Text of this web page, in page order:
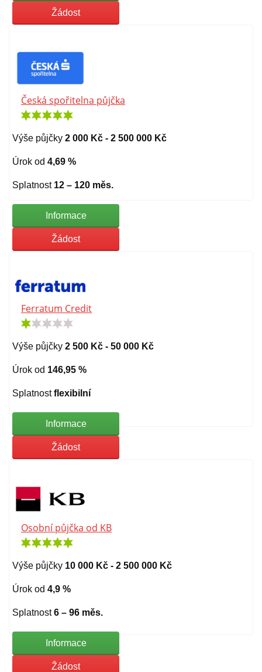
Žádost
Česká spořitelna půjčka
Výše půjčky 2 000 Kč - 2 500 000 Kč
Úrok od 4,69 %
Splatnost 12 – 120 měs.
Informace
Žádost
Ferratum Credit
Výše půjčky 2 500 Kč - 50 000 Kč
Úrok od 146,95 %
Splatnost flexibilní
Informace
Žádost
Osobní půjčka od KB
Výše půjčky 10 000 Kč - 2 500 000 Kč
Úrok od 4,9 %
Splatnost 6 – 96 měs.
Informace
Žádost